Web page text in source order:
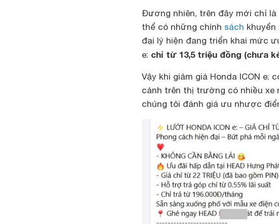
Đương nhiên, trên đây mới chỉ
thể có những chính sách khuyến
đại lý hiện đang triển khai mức
e: chỉ từ 13,5 triệu đồng (chưa
Vậy khi giảm giá Honda ICON e:
cảnh trên thị trường có nhiều xe
chúng tôi đánh giá ưu nhược